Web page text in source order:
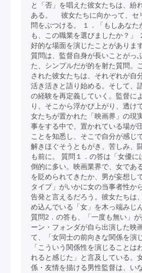
と「否」を唱えた彼女たちは、紛
ある。 彼女たちに向かって、セ
問をぶつける。 １．「もしあなた
も、この職業を選びましたか？」
好的な場面を演じたことがあり
質問は、監督自身が長いことがっ
た、シンプルだが的を射た質問。
された彼女たちは、それぞれが自
活き活きと語り始める。そして、
の経験を再定義していく。監督に
り、そこから浮かび上がり、透け
女たちが置かれた「映画界」の
事をする中で、置かれている場が
ことを知悉し、そこで自分が感じ
解きほぐそうともがき、苦しみ、
も前に。 質問１．の答は「女優
倒的に多い。映画業界で、女であ
を貶められてきたか、男が妄想し
タイプ」がいかに女の当事者性か
告発と言えるだろう。彼女たちは
め込んでいる「女」を木っ端みじ
質問2．の答も、「一度も無い」
ーン・フォンダが自ら出演した映
て、「女同士の前向きな関係を演
「こういう関係性を演じることは
れると感じた」と言及している。
係・友情を描ける男性監督は、い